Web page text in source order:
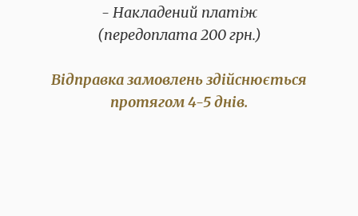
- Накладений платіж
(передоплата 200 грн.)
Відправка замовлень здійснюється
протягом 4-5 днів.